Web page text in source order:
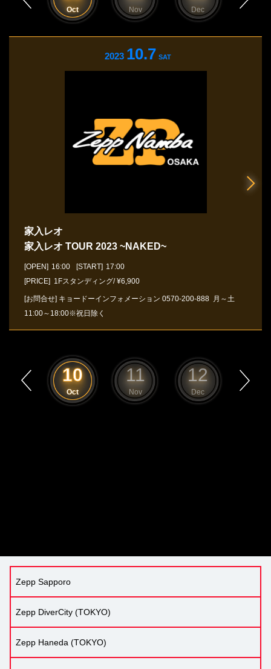
Oct Nov Dec
2023 10.7 SAT
家入レオ
家入レオ TOUR 2023 ~NAKED~
[OPEN] 16:00 [START] 17:00
[PRICE] 1Fスタンディング/ ¥6,900
[お問合せ] キョードーインフォメーション 0570-200-888 月～土
11:00～18:00※祝日除く
10
Oct
11
Nov
12
Dec
Zepp Sapporo
Zepp DiverCity (TOKYO)
Zepp Haneda (TOKYO)